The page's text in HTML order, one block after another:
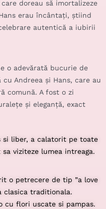
doreau să imortalizeze
erau încântați, știind
autentică a iubirii
o adevărată bucurie de
Andreea și Hans, care au
comună. A fost o zi
și eleganță, exact
si liber, a calatorit pe toate
viziteze lumea intreaga.
o petrecere de tip ”a love
clasica traditionala.
cu flori uscate si pampas.